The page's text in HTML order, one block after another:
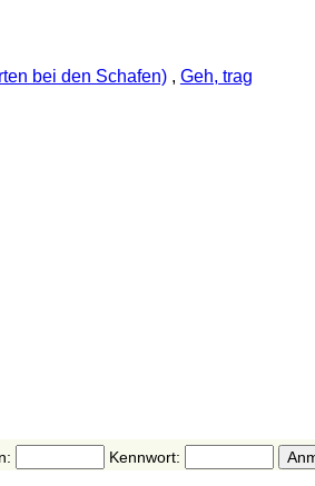
bei den Schafen), Geh, trag
Kennwort: